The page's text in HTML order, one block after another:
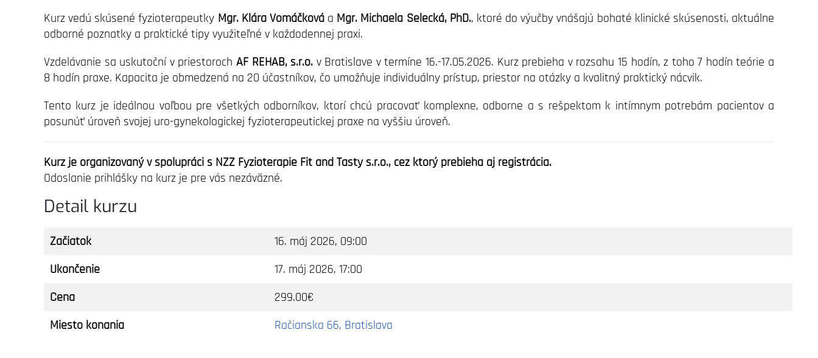
Kurz vedú skúsené fyzioterapeutky Mgr. Klára Vomáčkováa Mgr. Michaela Selecká, PhD., ktoré do výučby vnášajú bohaté klinické skúsenosti, aktuálne
odborné poznatky a praktické tipy využiteľné v každodennej praxi.
Vzdelávanie sa uskutoční v priestoroch AF REHAB, s.r.o. v Bratislave v termíne 16.-17.05.2026. Kurz prebieha v rozsahu 15 hodín, z toho 7 hodín teórie a
8 hodín praxe. Kapacita je obmedzená na 20 účastníkov, čo umožňuje individuálny prístup, priestor na otázky a kvalitný praktický nácvik.
Tento kurz je ideálnou voľbou pre všetkých odborníkov, ktorí chcú pracovať komplexne, odborne a s rešpektom k intímnym potrebám pacientov a
posunúť úroveň svojej uro-gynekologickej fyzioterapeutickej praxe na vyššiu úroveň.
Kurz je organizovaný v spolupráci s NZZ Fyzioterapie Fit and Tasty s.r.o., cez ktorý prebieha aj registrácia.
Odoslanie prihlášky na kurz je pre vás nezáväzné.
Detail kurzu
Začiatok
16. máj 2026, 09:00
Ukončenie
17. máj 2026, 17:00
Cena
299.00€
Miesto konania
Račianska 66, Bratislava